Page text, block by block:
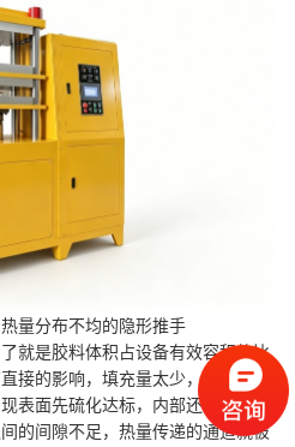
量分布不均的隐形推手
就是胶料体积占设备有效容积的比
接的影响，填充量太少，胶料的受
表面先硫化达标，内部还没熟的情
的间隙不足，热量传递的通道就被